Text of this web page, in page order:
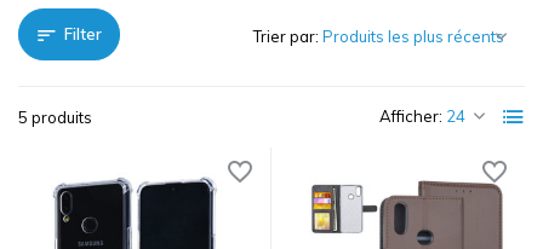
Filter
5 produits Afficher:
Trier par: